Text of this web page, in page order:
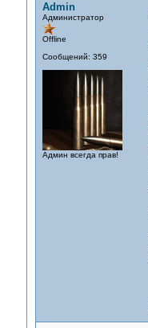
Admin
Администратор
Offline
Сообщений: 359
Админ всегда прав!